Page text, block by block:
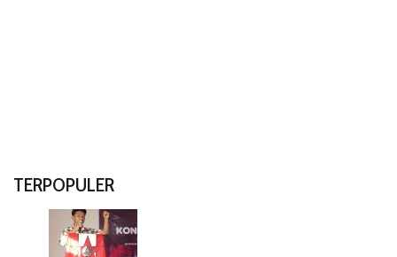
TERPOPULER